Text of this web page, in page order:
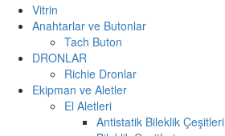
Vitrin
Anahtarlar ve Butonlar
Tach Buton
DRONLAR
Richie Dronlar
Ekipman ve Aletler
El Aletleri
Antistatik Bileklik Çeşitleri